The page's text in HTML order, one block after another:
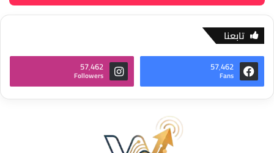
تابعنا
57٬462
Fans
57٬462
Followers